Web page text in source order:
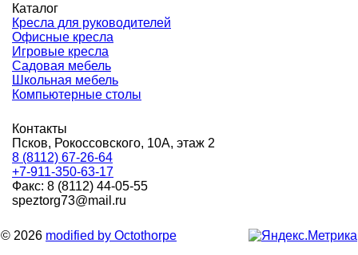
Каталог
Кресла для руководителей
Офисные кресла
Игровые кресла
Садовая мебель
Школьная мебель
Компьютерные столы
Контакты
Псков, Рокоссовского, 10А, этаж 2
8 (8112) 67-26-64
+7-911-350-63-17
Факс: 8 (8112) 44-05-55
speztorg73@mail.ru
© 2026 modified by Octothorpe